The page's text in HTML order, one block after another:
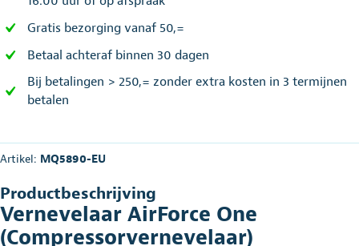
Gratis bezorging vanaf 50,=
Betaal achteraf binnen 30 dagen
Bij betalingen > 250,= zonder extra kosten in 3 termijnen
betalen
Artikel: MQ5890-EU
Productbeschrijving
Vernevelaar AirForce One
(Compressorvernevelaar)